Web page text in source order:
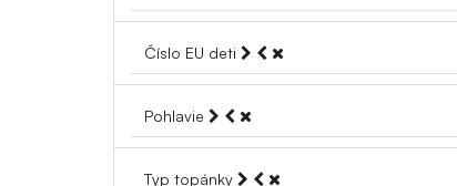
Číslo EU deti
Pohlavie
Typ topánky